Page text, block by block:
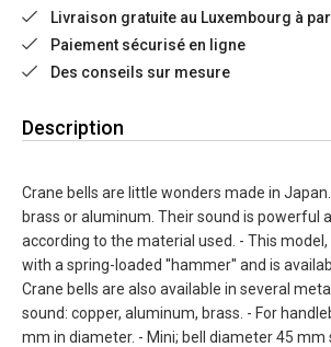
Livraison gratuite au Luxembourg à
Paiement sécurisé en ligne
Des conseils sur mesure
Description
Crane bells are little wonders made in
brass or aluminum. Their sound is powerful
according to the material used. - This
with a spring-loaded ''hammer'' and is
Crane bells are also available in several
sound: copper, aluminum, brass. - For
mm in diameter. - Mini; bell diameter 45 mm